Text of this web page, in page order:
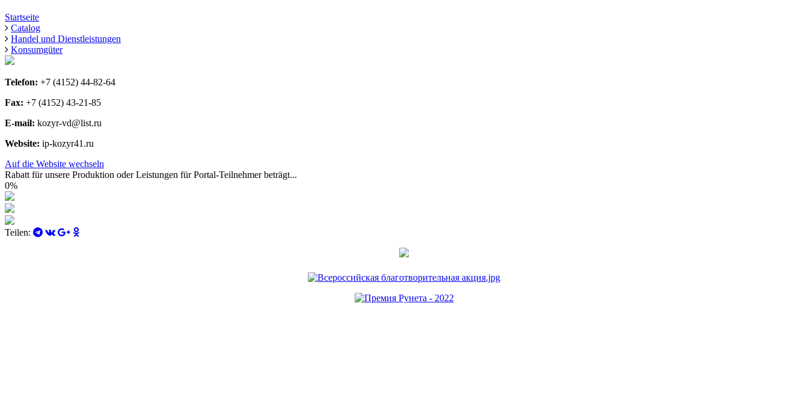
Startseite
Catalog
Handel und Dienstleistungen
Konsumgüter
Telefon: +7 (4152) 44-82-64
Fax: +7 (4152) 43-21-85
E-mail: kozyr-vd@list.ru
Website: ip-kozyr41.ru
Auf die Website wechseln
Rabatt für unsere Produktion oder Leistungen für Portal-Teilnehmer beträgt...
0%
Teilen: